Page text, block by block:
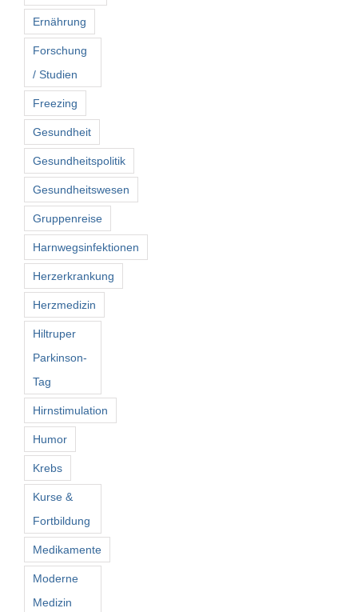
Ernährung
Forschung
/ Studien
Freezing
Gesundheit
Gesundheitspolitik
Gesundheitswesen
Gruppenreise
Harnwegsinfektionen
Herzerkrankung
Herzmedizin
Hiltruper
Parkinson-
Tag
Hirnstimulation
Humor
Krebs
Kurse &
Fortbildung
Medikamente
Moderne
Medizin